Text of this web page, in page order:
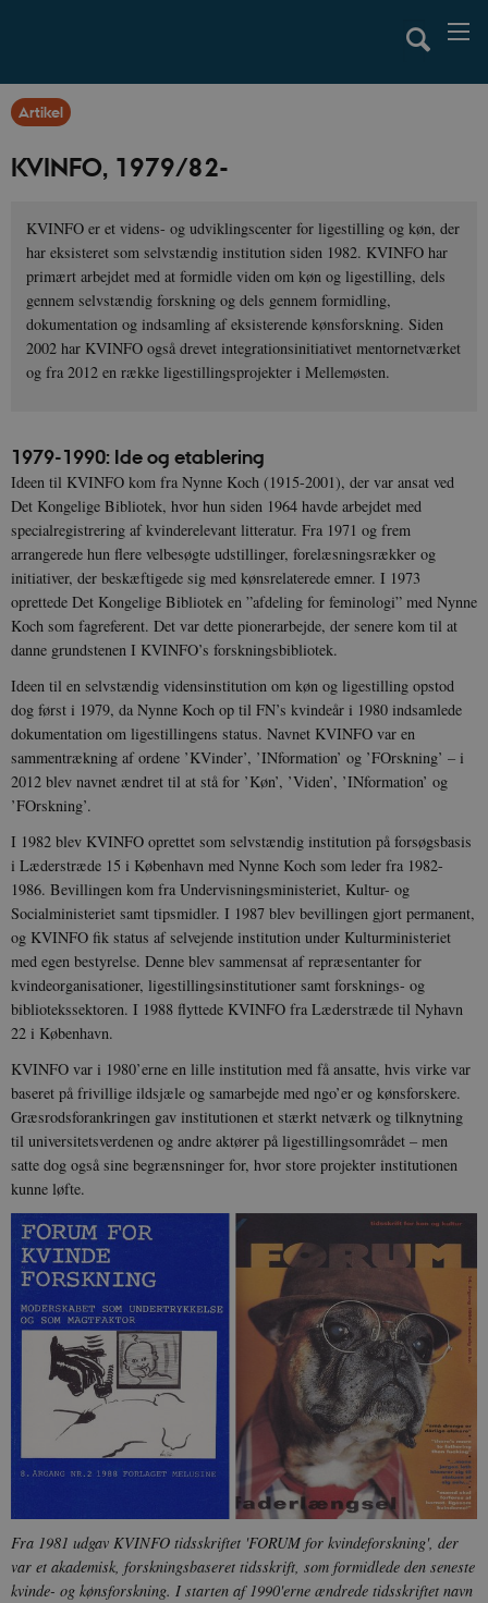
Artikel
KVINFO, 1979/82-
KVINFO er et videns- og udviklingscenter for ligestilling og køn, der
har eksisteret som selvstændig institution siden 1982. KVINFO har
primært arbejdet med at formidle viden om køn og ligestilling, dels
gennem selvstændig forskning og dels gennem formidling,
dokumentation og indsamling af eksisterende kønsforskning. Siden
2002 har KVINFO også drevet integrationsinitiativet mentornetværket
og fra 2012 en række ligestillingsprojekter i Mellemøsten.
1979-1990: Ide og etablering
Ideen til KVINFO kom fra Nynne Koch (1915-2001), der var ansat ved
Det Kongelige Bibliotek, hvor hun siden 1964 havde arbejdet med
specialregistrering af kvinderelevant litteratur. Fra 1971 og frem
arrangerede hun flere velbesøgte udstillinger, forelæsningsrækker og
initiativer, der beskæftigede sig med kønsrelaterede emner. I 1973
oprettede Det Kongelige Bibliotek en ”afdeling for feminologi” med Nynne
Koch som fagreferent. Det var dette pionerarbejde, der senere kom til at
danne grundstenen I KVINFO’s forskningsbibliotek.
Ideen til en selvstændig vidensinstitution om køn og ligestilling opstod
dog først i 1979, da Nynne Koch op til FN’s kvindeår i 1980 indsamlede
dokumentation om ligestillingens status. Navnet KVINFO var en
sammentrækning af ordene ’KVinder’, ’INformation’ og ’FOrskning’ – i
2012 blev navnet ændret til at stå for ’Køn’, ’Viden’, ’INformation’ og
’FOrskning’.
I 1982 blev KVINFO oprettet som selvstændig institution på forsøgsbasis
i Læderstræde 15 i København med Nynne Koch som leder fra 1982-
1986. Bevillingen kom fra Undervisningsministeriet, Kultur- og
Socialministeriet samt tipsmidler. I 1987 blev bevillingen gjort permanent,
og KVINFO fik status af selvejende institution under Kulturministeriet
med egen bestyrelse. Denne blev sammensat af repræsentanter for
kvindeorganisationer, ligestillingsinstitutioner samt forsknings- og
bibliotekssektoren. I 1988 flyttede KVINFO fra Læderstræde til Nyhavn
22 i København.
KVINFO var i 1980’erne en lille institution med få ansatte, hvis virke var
baseret på frivillige ildsjæle og samarbejde med ngo’er og kønsforskere.
Græsrodsforankringen gav institutionen et stærkt netværk og tilknytning
til universitetsverdenen og andre aktører på ligestillingsområdet – men
satte dog også sine begrænsninger for, hvor store projekter institutionen
kunne løfte.
Fra 1981 udgav KVINFO tidsskriftet 'FORUM for kvindeforskning', der
var et akademisk, forskningsbaseret tidsskrift, som formidlede den seneste
kvinde- og kønsforskning. I starten af 1990'erne ændrede tidsskriftet navn